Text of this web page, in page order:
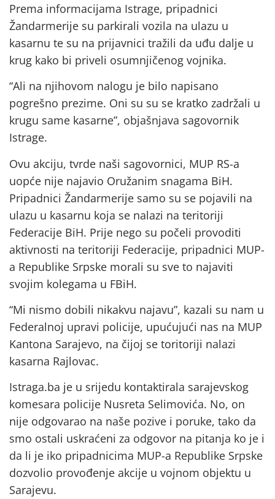
Prema informacijama Istrage, pripadnici
Žandarmerije su parkirali vozila na ulazu u
kasarnu te su na prijavnici tražili da uđu dalje u
krug kako bi priveli osumnjičenog vojnika.
“Ali na njihovom nalogu je bilo napisano
pogrešno prezime. Oni su su se kratko zadržali u
krugu same kasarne”, objašnjava sagovornik
Istrage.
Ovu akciju, tvrde naši sagovornici, MUP RS-a
uopće nije najavio Oružanim snagama BiH.
Pripadnici Žandarmerije samo su se pojavili na
ulazu u kasarnu koja se nalazi na teritoriji
Federacije BiH. Prije nego su počeli provoditi
aktivnosti na teritoriji Federacije, pripadnici MUP-
a Republike Srpske morali su sve to najaviti
svojim kolegama u FBiH.
“Mi nismo dobili nikakvu najavu”, kazali su nam u
Federalnoj upravi policije, upućujući nas na MUP
Kantona Sarajevo, na čijoj se toritoriji nalazi
kasarna Rajlovac.
Istraga.ba je u srijedu kontaktirala sarajevskog
komesara policije Nusreta Selimovića. No, on
nije odgovarao na naše pozive i poruke, tako da
smo ostali uskraćeni za odgovor na pitanja ko je i
da li je iko pripadnicima MUP-a Republike Srpske
dozvolio provođenje akcije u vojnom objektu u
Sarajevu.